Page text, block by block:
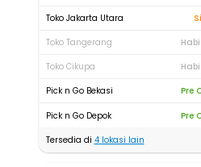
Toko Jakarta Utara
Toko Tangerang
Toko Cikupa
Pick n Go Bekasi
Pre
Pick n Go Depok
Pre
Tersedia di 4lokasi lain